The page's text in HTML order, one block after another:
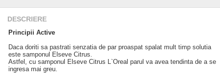
DESCRIERE
Principii Active
Daca doriti sa pastrati senzatia de par proaspat spalat mult timp solutia
este samponul Elseve Citrus.
Astfel, cu samponul Elseve Citrus L`Oreal parul va avea tendinta de a se
ingresa mai greu.